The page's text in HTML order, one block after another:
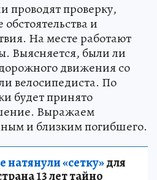
проводят проверку,
и
На месте работают
Выясняется, были ли
движения со
велосипедиста. По
будет принято
Выражаем
и близким погибшего.
«сетку»для
13 лет тайно